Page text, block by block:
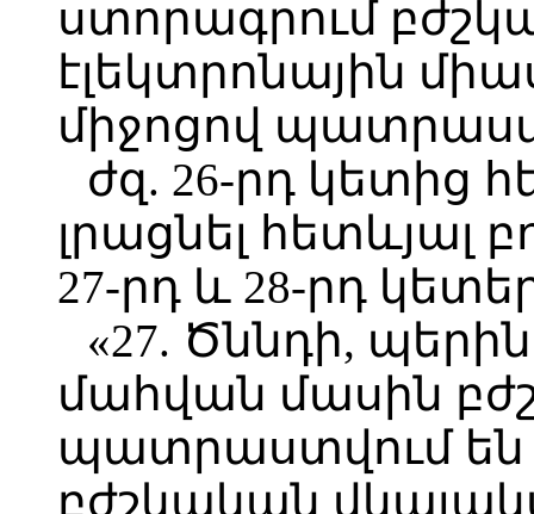
ստորագրում
էլեկտրոնային
միջոցով
ժզ. 26-րդ կետից
լրացնել հետևյալ
27-րդ և 28-րդ
«27. Ծննդի,
մահվան մասին
պատրաստվում
բժշկական